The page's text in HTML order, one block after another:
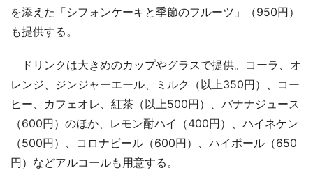
を添えた「シフォンケーキと季節のフルーツ」（950円）
も提供する。
ドリンクは大きめのカップやグラスで提供。コーラ、オ
レンジ、ジンジャーエール、ミルク（以上350円）、コー
ヒー、カフェオレ、紅茶（以上500円）、バナナジュース
（600円）のほか、レモン酎ハイ（400円）、ハイネケン
（500円）、コロナビール（600円）、ハイボール（650
円）などアルコールも用意する。